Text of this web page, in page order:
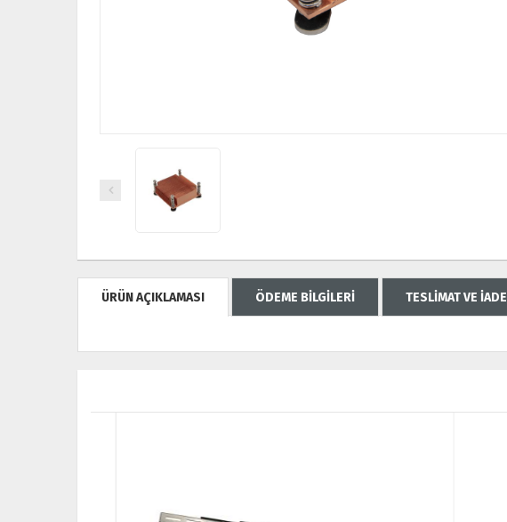
ÜRÜN AÇIKLAMASI ÖDEME BİLGİLERİ TESLİMAT VE İADE